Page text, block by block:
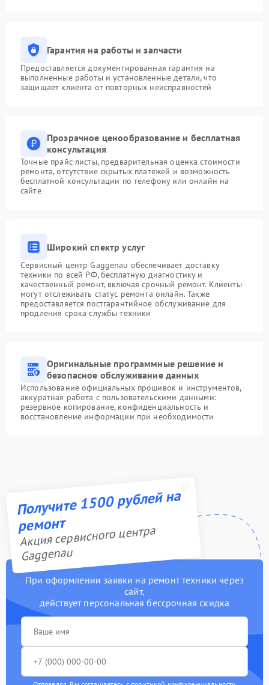
Гарантия на работы и запчасти
Предоставляется документированная гарантия на
выполненные работы и установленные детали, что
защищает клиента от повторных неисправностей
Прозрачное ценообразование и бесплатная
консультация
Точные прайс-листы, предварительная оценка стоимости
ремонта, отсутствие скрытых платежей и возможность
бесплатной консультации по телефону или онлайн на
сайте
Широкий спектр услуг
Сервисный центр Gaggenau обеспечивает доставку
техники по всей РФ, бесплатную диагностику и
качественный ремонт, включая срочный ремонт. Клиенты
могут отслеживать статус ремонта онлайн. Также
предоставляется постгарантийное обслуживание для
продления срока службы техники
Оригинальные программные решение и
безопасное обслуживание данных
Использование официальных прошивок и инструментов,
аккуратная работа с пользовательскими данными:
резервное копирование, конфиденциальность и
восстановление информации при необходимости
Получите 1500 рублей на
ремонт
Акция сервисного центра
Gaggenau
При оформлении заявки на ремонт техники через
сайт,
действует персональная бессрочная скидка